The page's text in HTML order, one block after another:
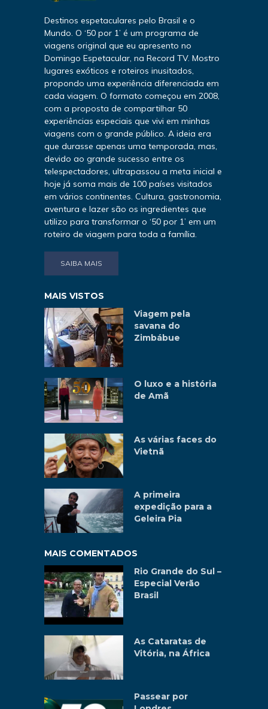
Destinos espetaculares pelo Brasil e o
Mundo. O ‘50 por 1’ é um programa de
viagens original que eu apresento no
Domingo Espetacular, na Record TV. Mostro
lugares exóticos e roteiros inusitados,
propondo uma experiência diferenciada em
cada viagem. O formato começou em 2008,
com a proposta de compartilhar 50
experiências especiais que vivi em minhas
viagens com o grande público. A ideia era
que durasse apenas uma temporada, mas,
devido ao grande sucesso entre os
telespectadores, ultrapassou a meta inicial e
hoje já soma mais de 100 países visitados
em vários continentes. Cultura, gastronomia,
aventura e lazer são os ingredientes que
utilizo para transformar o ‘50 por 1’ em um
roteiro de viagem para toda a família.
SAIBA MAIS
MAIS VISTOS
Viagem pela
savana do
Zimbábue
O luxo e a história
de Amã
As várias faces do
Vietnã
A primeira
expedição para a
Geleira Pia
MAIS COMENTADOS
Rio Grande do Sul –
Especial Verão
Brasil
As Cataratas de
Vitória, na África
Passear por